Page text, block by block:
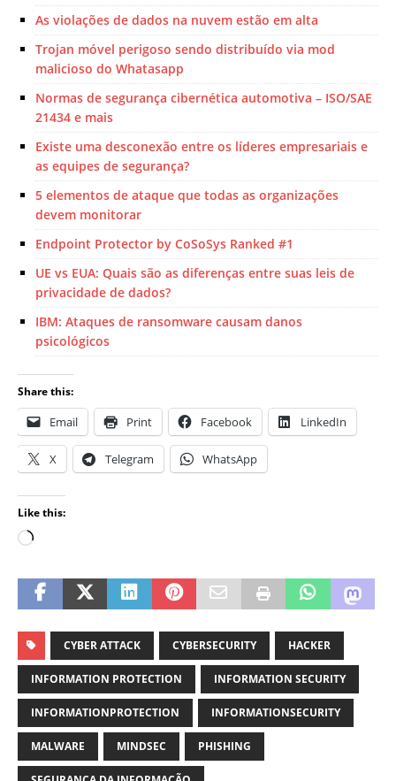
As violações de dados na nuvem estão em alta
Trojan móvel perigoso sendo distribuído via mod
malicioso do Whatasapp
Normas de segurança cibernética automotiva – ISO/SAE
21434 e mais
Existe uma desconexão entre os líderes empresariais e
as equipes de segurança?
5 elementos de ataque que todas as organizações
devem monitorar
Endpoint Protector by CoSoSys Ranked #1
UE vs EUA: Quais são as diferenças entre suas leis de
privacidade de dados?
IBM: Ataques de ransomware causam danos
psicológicos
Share this:
Email Print Facebook LinkedIn
X Telegram WhatsApp
Like this:
CYBER ATTACK CYBERSECURITY HACKER
INFORMATION PROTECTION INFORMATION SECURITY
INFORMATIONPROTECTION INFORMATIONSECURITY
MALWARE MINDSEC PHISHING